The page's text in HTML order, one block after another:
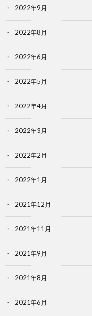
2022年9月
2022年8月
2022年6月
2022年5月
2022年4月
2022年3月
2022年2月
2022年1月
2021年12月
2021年11月
2021年9月
2021年8月
2021年6月